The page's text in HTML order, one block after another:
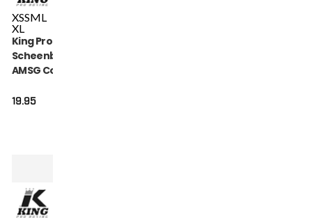
XSSML
XL
King Pro Boxing
Scheenbeschermers
AMSG Cotton (KPB
19.95